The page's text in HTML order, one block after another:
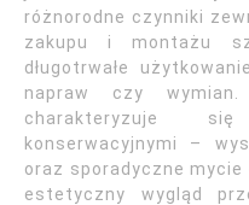
różnorodne czynniki
zakupu i montażu
długotrwałe
napraw czy
charakteryzuje
konserwacyjnymi –
oraz sporadyczne
estetyczny wygląd